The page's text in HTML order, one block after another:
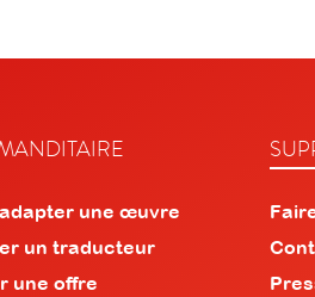
une œuvre
un traducteur
une offre